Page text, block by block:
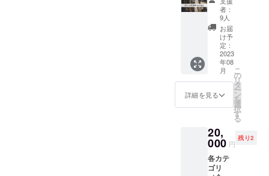
くださ
い。
くださ
い。
に努め
ます
が、メ
ンバー
のスケ
ジュー
ルによ
りご希
望に添
えない
らかじ
めご了
承くだ
さい。
交通費
ングチ
ケッ
ト！ 日
年9.10
月頃 場
区、新
宿区、
中野区
近郊 ※
最大限
に沿え
るよう
に努め
ます
が、メ
者：
9人
お届
け予
定：
2023
年08
月
詳細を見る
こ
の
リ
タ
ー
ン
を
選
択
す
る
20,
000 円
残り2
各カテ
ゴリ